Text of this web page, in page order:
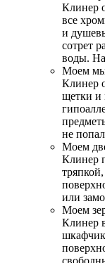
Клинер
все
и
сотрет
воды.
Моем
Клинер
щетки и
не
Моем
Клинер
или
Моем
Клинер